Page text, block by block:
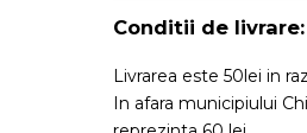
Conditii de livrare:
Livrarea este 50lei in
In afara municipiului